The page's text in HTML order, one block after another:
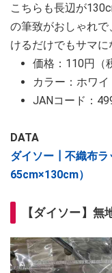
こちらも長辺が
の筆致がおしゃれ
けるだけでもサマに
価格：110円（
カラー：ホワイ
JANコード：
DATA
ダイソー┃不織布ラ
65cm×130cm）
【ダイソー】無